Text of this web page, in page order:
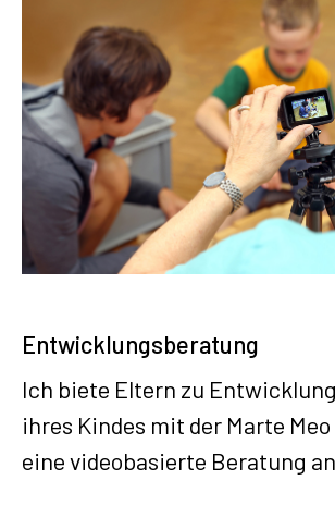
Entwicklungsberatung
Ich biete Eltern zu
ihres Kindes mit der Marte
eine videobasierte Beratung an.